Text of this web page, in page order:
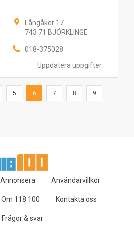
Uppdatera uppgifter
Långåker 17
743 71 BJÖRKLINGE
018-375028
5 6 7 8 9
Annonsera Användarvillkor
Om 118 100 Kontakta oss
Frågor & svar